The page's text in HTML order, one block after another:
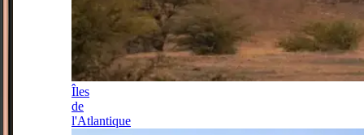
Îles
de
l'Atlantique